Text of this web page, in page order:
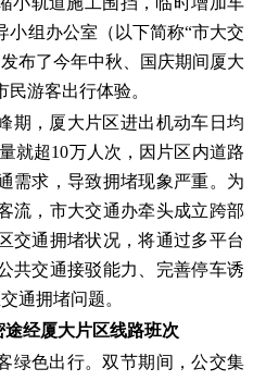
组办公室（以下简称“市大交
布了今年中秋、国庆期间厦大
游客出行体验。
期，厦大片区进出机动车日均
就超10万人次，因片区内道路
需求，导致拥堵现象严重。为
流，市大交通办牵头成立跨部
交通拥堵状况，将通过多平台
共交通接驳能力、完善停车诱
通拥堵问题。
经厦大片区线路班次
绿色出行。双节期间，公交集